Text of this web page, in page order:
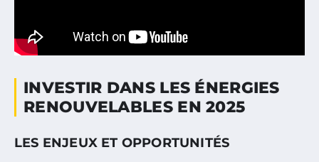
INVESTIR DANS LES ÉNERGIES
RENOUVELABLES EN 2025
LES ENJEUX ET OPPORTUNITÉS